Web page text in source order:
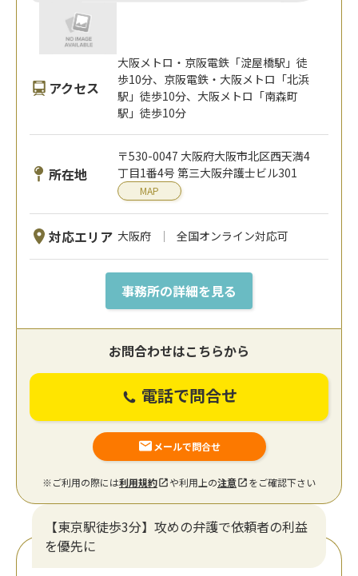
アクセス
大阪メトロ・京阪電鉄「淀屋橋駅」徒
歩10分、京阪電鉄・大阪メトロ「北浜
駅」徒歩10分、大阪メトロ「南森町
駅」徒歩10分
所在地
〒530-0047 大阪府大阪市北区西天満4
丁目1番4号 第三大阪弁護士ビル301
MAP
対応エリア 大阪府 全国オンライン対応可
事務所の詳細を見る
お問合わせはこちらから
電話で問合せ
メールで問合せ
※ご利用の際には利用規約 や利用上の注意 をご確認下さい
【東京駅徒歩3分】攻めの弁護で依頼者の利益
を優先に